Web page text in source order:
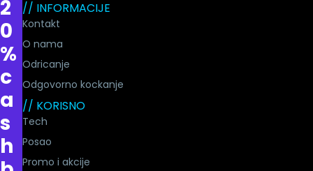
2
0
%
c
a
s
h
// INFORMACIJE
Kontakt
O nama
Odricanje
Odgovorno kockanje
// KORISNO
Tech
Posao
Promo i akcije